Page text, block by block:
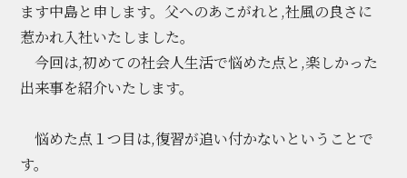
ます中島と申します。父へのあこがれと,社風の良さに
惹かれ入社いたしました。
今回は,初めての社会人生活で悩めた点と,楽しかった
出来事を紹介いたします。
悩めた点１つ目は,復習が追い付かないということで
す。